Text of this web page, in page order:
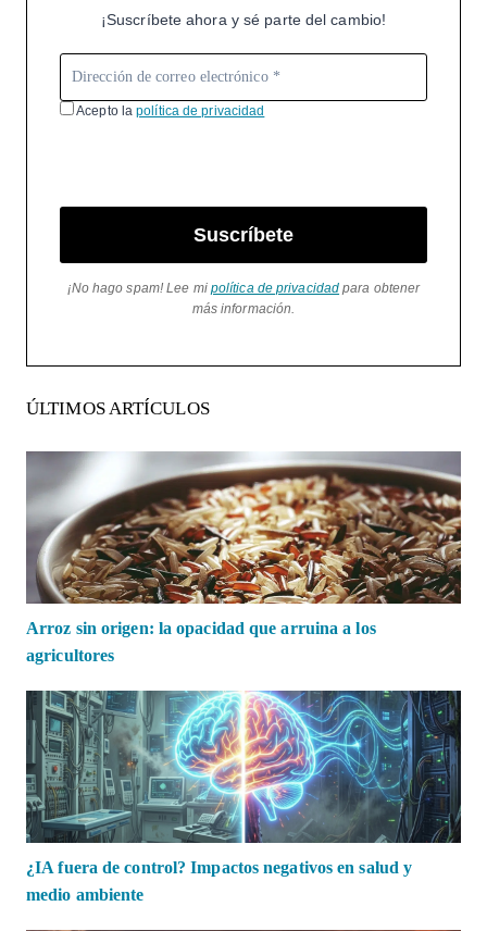
¡Suscríbete ahora y sé parte del cambio!
Acepto lapolítica de privacidad
Suscríbete
¡No hago spam! Lee mi política de privacidad para obtener
más información.
ÚLTIMOS ARTÍCULOS
Arroz sin origen: la opacidad que arruina a los
agricultores
¿IA fuera de control? Impactos negativos en salud y
medio ambiente